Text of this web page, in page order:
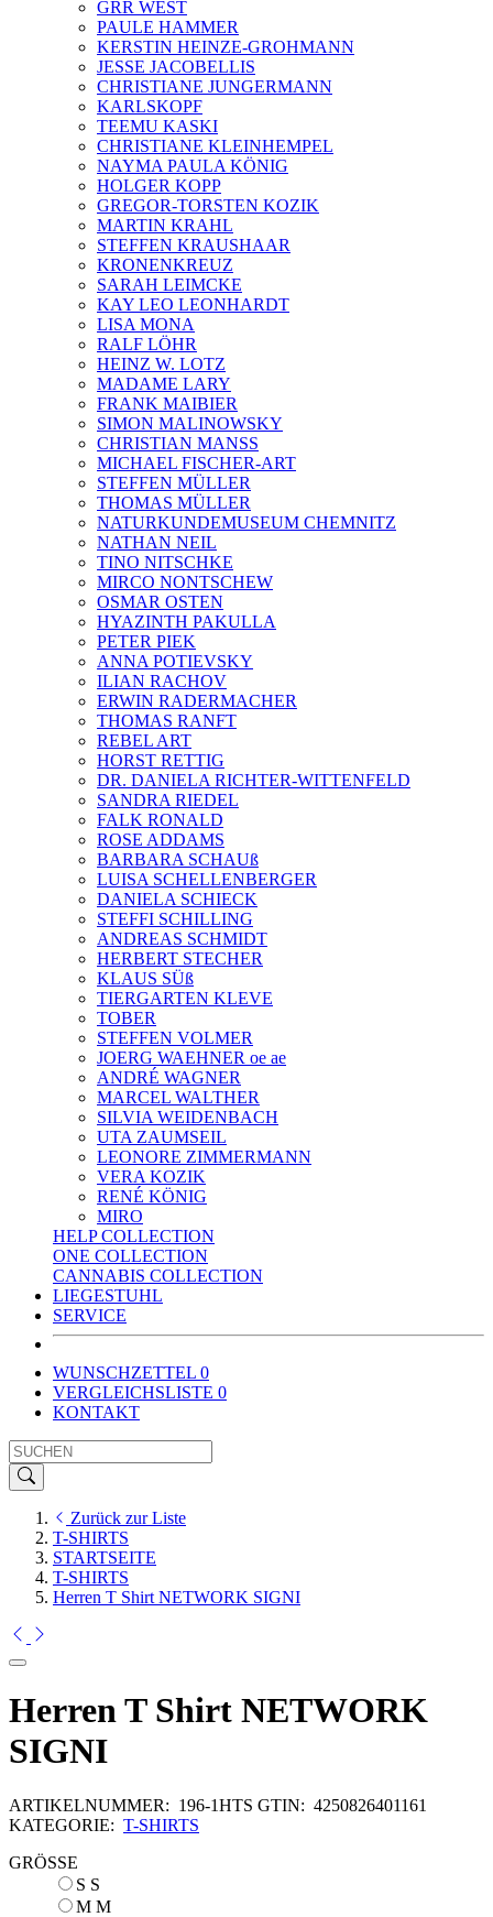
GRR WEST
PAULE HAMMER
KERSTIN HEINZE-GROHMANN
JESSE JACOBELLIS
CHRISTIANE JUNGERMANN
KARLSKOPF
TEEMU KASKI
CHRISTIANE KLEINHEMPEL
NAYMA PAULA KÖNIG
HOLGER KOPP
GREGOR-TORSTEN KOZIK
MARTIN KRAHL
STEFFEN KRAUSHAAR
KRONENKREUZ
SARAH LEIMCKE
KAY LEO LEONHARDT
LISA MONA
RALF LÖHR
HEINZ W. LOTZ
MADAME LARY
FRANK MAIBIER
SIMON MALINOWSKY
CHRISTIAN MANSS
MICHAEL FISCHER-ART
STEFFEN MÜLLER
THOMAS MÜLLER
NATURKUNDEMUSEUM CHEMNITZ
NATHAN NEIL
TINO NITSCHKE
MIRCO NONTSCHEW
OSMAR OSTEN
HYAZINTH PAKULLA
PETER PIEK
ANNA POTIEVSKY
ILIAN RACHOV
ERWIN RADERMACHER
THOMAS RANFT
REBEL ART
HORST RETTIG
DR. DANIELA RICHTER-WITTENFELD
SANDRA RIEDEL
FALK RONALD
ROSE ADDAMS
BARBARA SCHAUß
LUISA SCHELLENBERGER
DANIELA SCHIECK
STEFFI SCHILLING
ANDREAS SCHMIDT
HERBERT STECHER
KLAUS SÜß
TIERGARTEN KLEVE
TOBER
STEFFEN VOLMER
JOERG WAEHNER oe ae
ANDRÉ WAGNER
MARCEL WALTHER
SILVIA WEIDENBACH
UTA ZAUMSEIL
LEONORE ZIMMERMANN
VERA KOZIK
RENÉ KÖNIG
MIRO
HELP COLLECTION
ONE COLLECTION
CANNABIS COLLECTION
LIEGESTUHL
SERVICE
WUNSCHZETTEL 0
VERGLEICHSLISTE 0
KONTAKT
Zurück zur Liste
T-SHIRTS
STARTSEITE
T-SHIRTS
Herren T Shirt NETWORK SIGNI
Herren T Shirt NETWORK
SIGNI
ARTIKELNUMMER: 196-1HTS GTIN: 4250826401161
KATEGORIE: T-SHIRTS
GRÖSSE
S S
M M